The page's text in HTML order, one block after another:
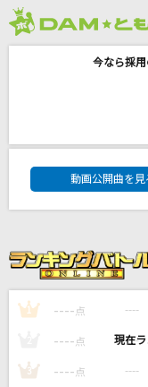
[生音]ハルノヒ
ファタール
GEMN
Juice=Juice
愛をこめて花束を
クランベリーとパ
今なら採
DAM★と
動画公開曲を見
1 ---- 点 ----
---- 点 ----
3 ---- 点 ----